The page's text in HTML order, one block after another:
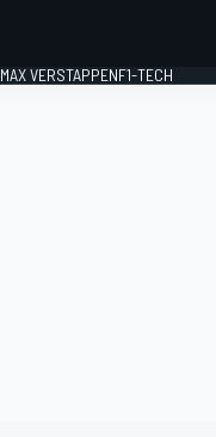
MAX VERSTAPPENF1-TECH